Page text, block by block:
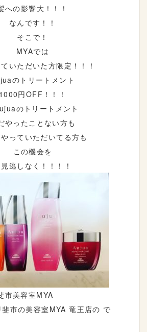
への影響大！！！
なんです！！
そこで！
MYAでは
いただいた方限定！！！
のトリートメント
1000円OFF！！！
のトリートメント
やったことない方も
っていただいてる方も
この機会を
逃しなく！！！！
市美容室MYA
市の美容室MYA 竜王店の で